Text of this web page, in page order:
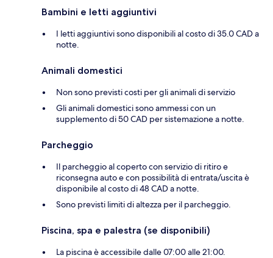
Bambini e letti aggiuntivi
I letti aggiuntivi sono disponibili al costo di 35.0 CAD a
notte.
Animali domestici
Non sono previsti costi per gli animali di servizio
Gli animali domestici sono ammessi con un
supplemento di 50 CAD per sistemazione a notte.
Parcheggio
Il parcheggio al coperto con servizio di ritiro e
riconsegna auto e con possibilità di entrata/uscita è
disponibile al costo di 48 CAD a notte.
Sono previsti limiti di altezza per il parcheggio.
Piscina, spa e palestra (se disponibili)
La piscina è accessibile dalle 07:00 alle 21:00.